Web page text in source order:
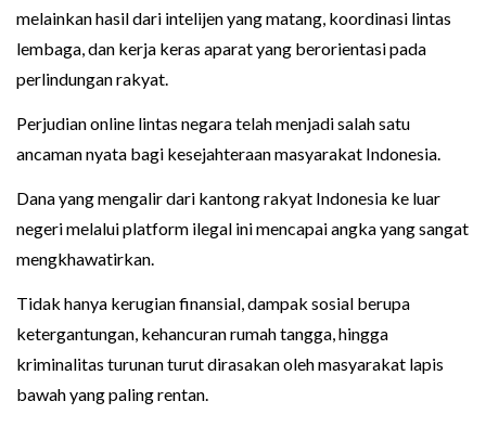
melainkan hasil dari intelijen yang matang, koordinasi lintas
lembaga, dan kerja keras aparat yang berorientasi pada
perlindungan rakyat.
Perjudian online lintas negara telah menjadi salah satu
ancaman nyata bagi kesejahteraan masyarakat Indonesia.
Dana yang mengalir dari kantong rakyat Indonesia ke luar
negeri melalui platform ilegal ini mencapai angka yang sangat
mengkhawatirkan.
Tidak hanya kerugian finansial, dampak sosial berupa
ketergantungan, kehancuran rumah tangga, hingga
kriminalitas turunan turut dirasakan oleh masyarakat lapis
bawah yang paling rentan.